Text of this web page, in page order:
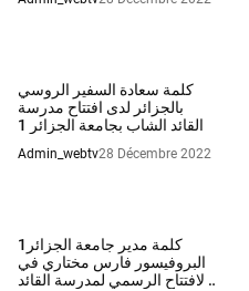
كلمة سعادة السفير الروسي
بالجزائر لدى افتتاح مدرسة
القائد الشاب بجامعة الجزائر 1
Admin_webtv28 Décembre 2022
كلمة مدير جامعة الجزائر1
البروفيسور فارس مختاري في
الافتتاح الرسمي لمدرسة القائد